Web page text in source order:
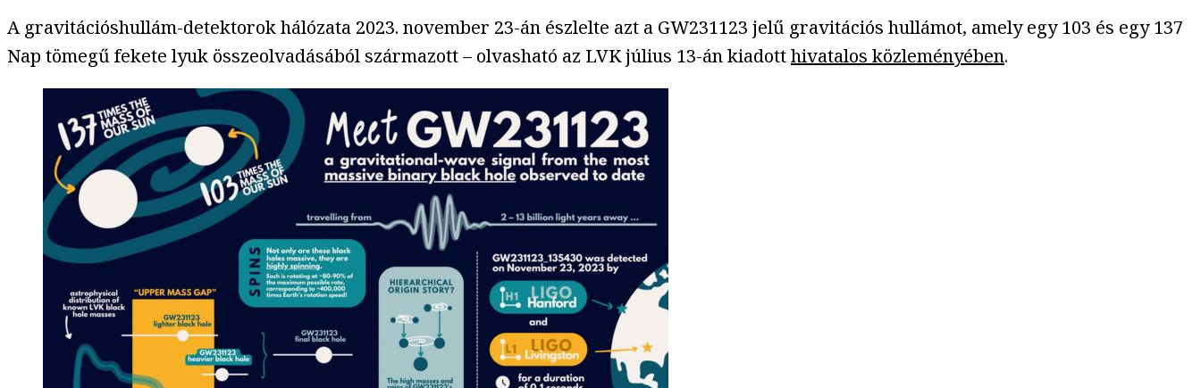
A gravitációshullám-detektorok hálózata 2023. november 23-án észlelte azt a GW231123 jelű gravitációs hullámot, amely egy 103 és egy 137
Nap tömegű fekete lyuk összeolvadásából származott – olvasható az LVK július 13-án kiadotthivatalos közleményében.